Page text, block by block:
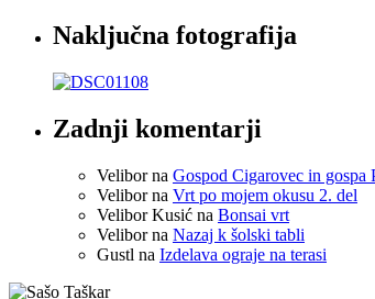
Naključna fotografija
Zadnji komentarji
Veliborna Gospod Cigarovec in gospa
Veliborna Vrt po mojem okusu 2. del
Velibor Kusić na Bonsai vrt
Veliborna Nazaj k šolski tabli
Gustl na Izdelava ograje na terasi